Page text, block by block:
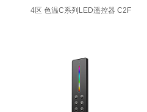
4区 色温C系列LED遥控器 C2F